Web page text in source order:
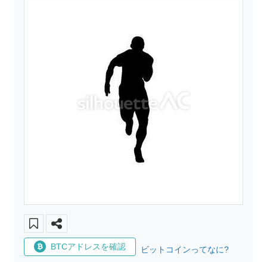
BTCアドレスを確認 ビットコインってなに?